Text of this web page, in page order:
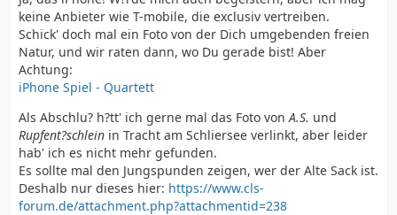
keine Anbieter wie T-mobile, die exclusiv vertreiben.
Schick' doch mal ein Foto von der Dich umgebenden freien
Natur, und wir raten dann, wo Du gerade bist! Aber
Achtung:
iPhone Spiel - Quartett
Als Abschlu? h?tt' ich gerne mal das Foto vonA.S. und
Rupfent?schlein in Tracht am Schliersee verlinkt, aber leider
hab' ich es nicht mehr gefunden.
Es sollte mal den Jungspunden zeigen, wer der Alte Sack ist.
Deshalb nur dieses hier: https://www.cls-
forum.de/attachment.php?attachmentid=238